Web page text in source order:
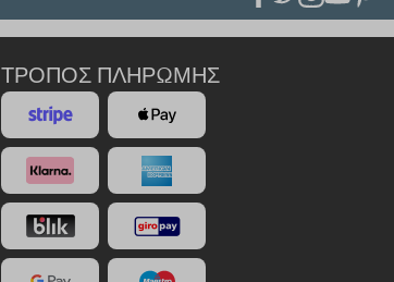
ΤΡΌΠΟΣ ΠΛΗΡΩΜΉΣ